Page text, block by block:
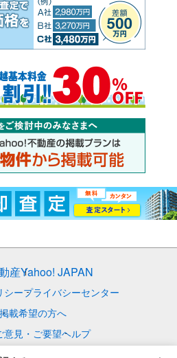
産Yahoo! JAPAN
シープライバシーセンター
掲載希望の方へ
意見・ご要望ヘルプ
Corporation